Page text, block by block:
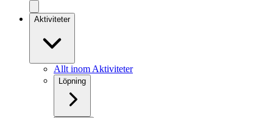
Aktiviteter
Allt inom Aktiviteter
Löpning